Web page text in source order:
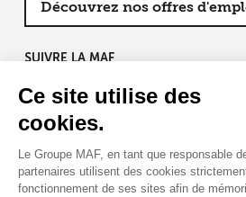
Ce site utilise des
cookies.
Le Groupe MAF, en tant que responsable
partenaires utilisent des cookies
fonctionnement de ses sites afin de
Découvrez nos offres
SUIVRE LA MAF
RETROUVEZ-NOUS SUR :